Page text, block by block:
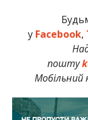
у Facebook,
пошту
Мобільний